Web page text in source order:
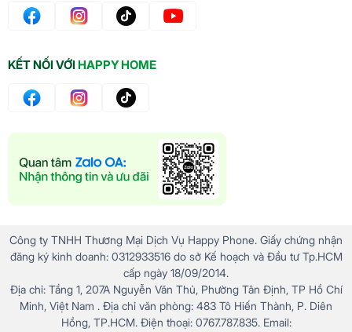
KẾT NỐI VỚIHAPPY HOME
Công ty TNHH Thương Mại Dịch Vụ Happy Phone. Giấy chứng nhận
đăng ký kinh doanh: 0312933516 do sở Kế hoạch và Đầu tư Tp.HCM
cấp ngày 18/09/2014.
Địa chỉ: Tầng 1, 207A Nguyễn Văn Thủ, Phường Tân Định, TP Hồ Chí
Minh, Việt Nam . Địa chỉ văn phòng: 483 Tô Hiến Thành, P. Diên
Hồng, TP.HCM. Điện thoại: 0767.787.835. Email: